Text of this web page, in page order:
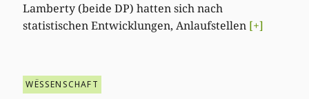
Lamberty (beide DP) hatten sich nach
statistischen Entwicklungen, Anlaufstellen [+]
WËSSENSCHAFT